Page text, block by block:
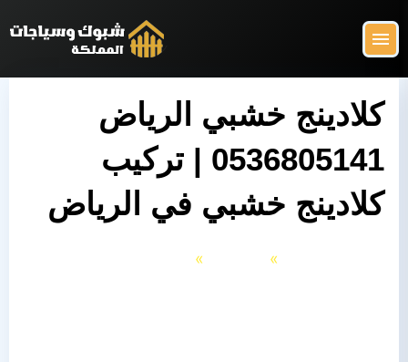
إلى
المحتوى
القائمة
البحث
عن:
شبوك وسياجات المملكة
البرجولات
كلادينج خشبي الرياض
0536805141 | تركيب
كلادينج خشبي في الرياض